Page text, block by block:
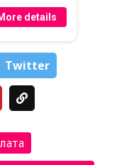
details
Тwitter